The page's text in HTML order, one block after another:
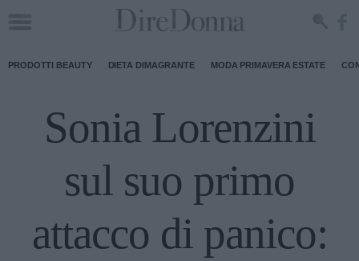
PRODOTTI BEAUTY DIETA DIMAGRANTE MODA PRIMAVERA ESTATE
Sonia Lorenzini
sul suo primo
attacco di panico: